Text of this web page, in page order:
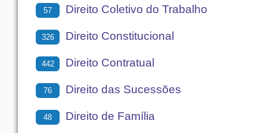
57 Direito Coletivo do Trabalho
326 Direito Constitucional
442 Direito Contratual
76 Direito das Sucessões
48 Direito de Família